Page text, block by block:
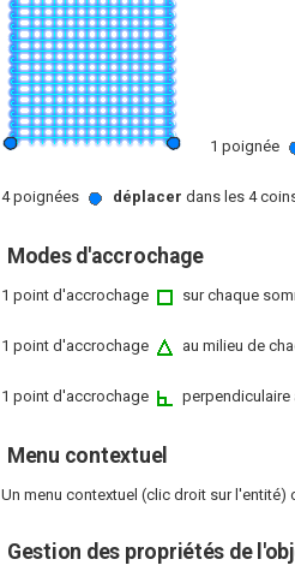
1 poignée
4 poignées déplacer dans les 4
Modes d'accrochage
1 point d'accrochage sur chaque
1 point d'accrochage au milieu de
1 point d'accrochage perpendiculaire
Menu contextuel
Un menu contextuel (clic droit sur
Gestion des propriétés de